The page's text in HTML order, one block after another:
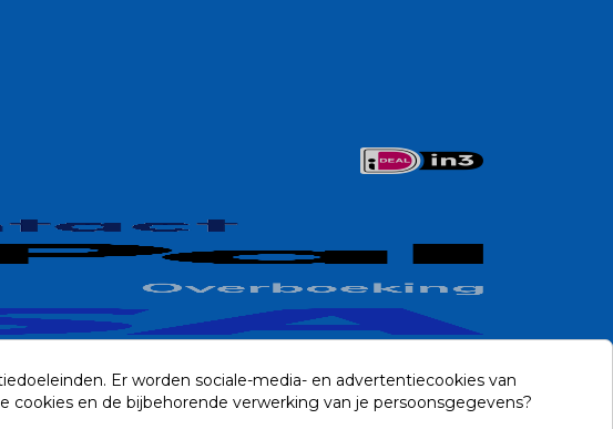
Er worden sociale-media- en advertentiecookies van
en de bijbehorende verwerking van je persoonsgegevens?